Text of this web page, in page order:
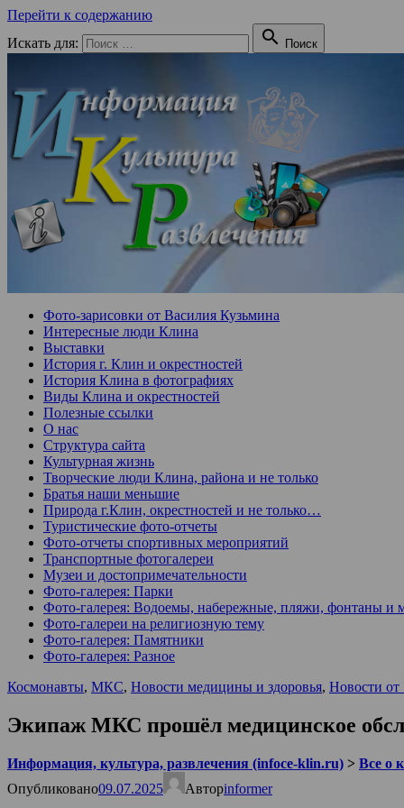
Перейти к содержанию
Искать для:
 Поиск
Фото-зарисовки от Василия Кузьмина
Интересные люди Клина
Выставки
История г. Клин и окрестностей
История Клина в фотографиях
Виды Клина и окрестностей
Полезные ссылки
О нас
Структура сайта
Культурная жизнь
Творческие люди Клина, района и не только
Братья наши меньшие
Природа г.Клин, окрестностей и не только…
Туристические фото-отчеты
Фото-отчеты спортивных мероприятий
Транспортные фотогалереи
Музеи и достопримечательности
Фото-галерея: Парки
Фото-галерея: Водоемы, набережные, пляжи, фонтаны и
Фото-галереи на религиозную тему
Фото-галерея: Памятники
Фото-галерея: Разное
Космонавты, МКС, Новости медицины и здоровья, Новости от
Экипаж МКС прошёл медицинское
Информация, культура, развлечения (infoce-klin.ru) > Все о
Опубликовано09.07.2025 Авторinformer